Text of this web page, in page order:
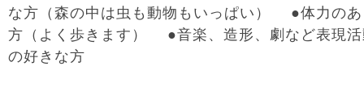
な方（森の中は虫も動物もいっぱい） ●体力の
方（よく歩きます） ●音楽、造形、劇など表現
の好きな方